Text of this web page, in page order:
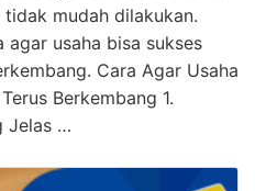
mudah dilakukan.
agar usaha bisa sukses
Cara Agar Usaha
Berkembang 1.
Jelas …